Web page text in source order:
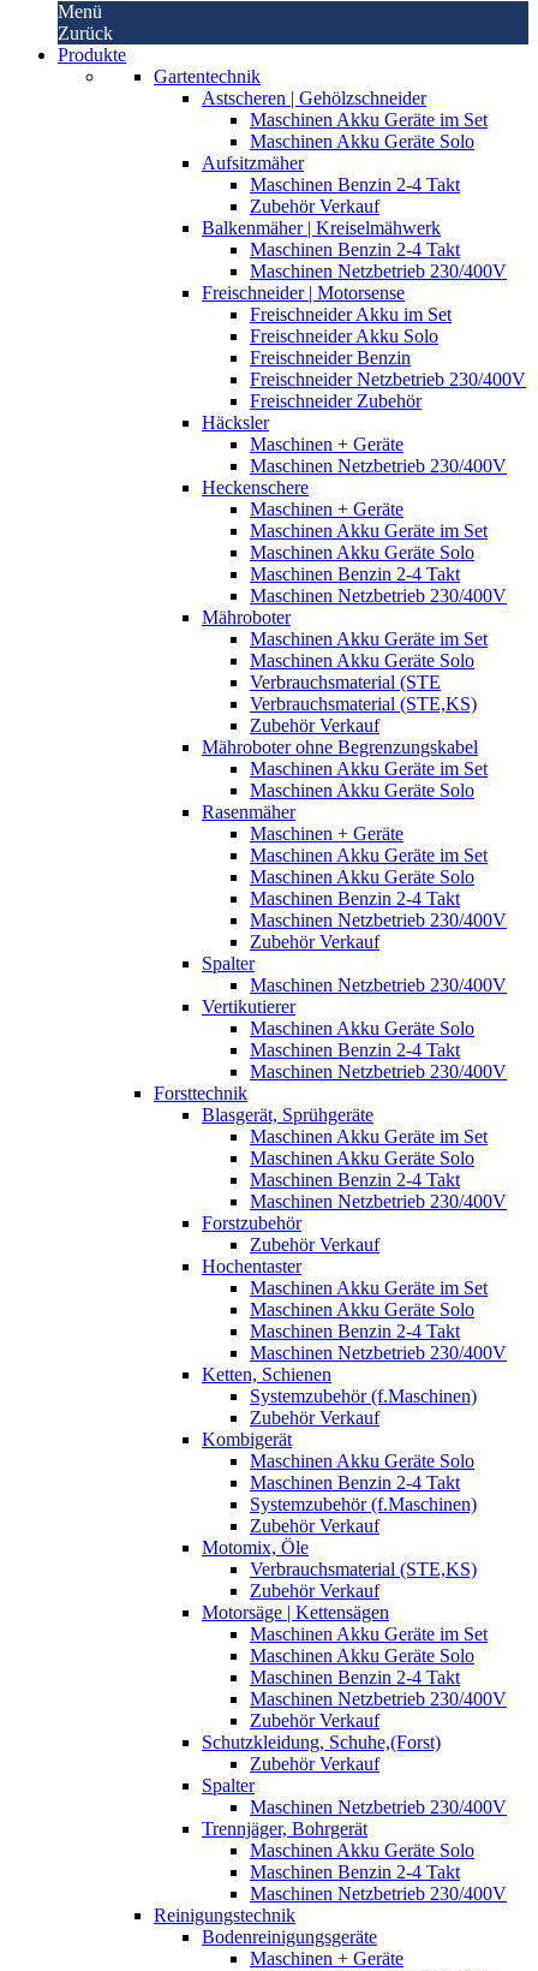
Menü
Zurück
Produkte
Gartentechnik
Astscheren | Gehölzschneider
Maschinen Akku Geräte im Set
Maschinen Akku Geräte Solo
Aufsitzmäher
Maschinen Benzin 2-4 Takt
Zubehör Verkauf
Balkenmäher | Kreiselmähwerk
Maschinen Benzin 2-4 Takt
Maschinen Netzbetrieb 230/400V
Freischneider | Motorsense
Freischneider Akku im Set
Freischneider Akku Solo
Freischneider Benzin
Freischneider Netzbetrieb 230/400V
Freischneider Zubehör
Häcksler
Maschinen + Geräte
Maschinen Netzbetrieb 230/400V
Heckenschere
Maschinen + Geräte
Maschinen Akku Geräte im Set
Maschinen Akku Geräte Solo
Maschinen Benzin 2-4 Takt
Maschinen Netzbetrieb 230/400V
Mähroboter
Maschinen Akku Geräte im Set
Maschinen Akku Geräte Solo
Verbrauchsmaterial (STE
Verbrauchsmaterial (STE,KS)
Zubehör Verkauf
Mähroboter ohne Begrenzungskabel
Maschinen Akku Geräte im Set
Maschinen Akku Geräte Solo
Rasenmäher
Maschinen + Geräte
Maschinen Akku Geräte im Set
Maschinen Akku Geräte Solo
Maschinen Benzin 2-4 Takt
Maschinen Netzbetrieb 230/400V
Zubehör Verkauf
Spalter
Maschinen Netzbetrieb 230/400V
Vertikutierer
Maschinen Akku Geräte Solo
Maschinen Benzin 2-4 Takt
Maschinen Netzbetrieb 230/400V
Forsttechnik
Blasgerät, Sprühgeräte
Maschinen Akku Geräte im Set
Maschinen Akku Geräte Solo
Maschinen Benzin 2-4 Takt
Maschinen Netzbetrieb 230/400V
Forstzubehör
Zubehör Verkauf
Hochentaster
Maschinen Akku Geräte im Set
Maschinen Akku Geräte Solo
Maschinen Benzin 2-4 Takt
Maschinen Netzbetrieb 230/400V
Ketten, Schienen
Systemzubehör (f.Maschinen)
Zubehör Verkauf
Kombigerät
Maschinen Akku Geräte Solo
Maschinen Benzin 2-4 Takt
Systemzubehör (f.Maschinen)
Zubehör Verkauf
Motomix, Öle
Verbrauchsmaterial (STE,KS)
Zubehör Verkauf
Motorsäge | Kettensägen
Maschinen Akku Geräte im Set
Maschinen Akku Geräte Solo
Maschinen Benzin 2-4 Takt
Maschinen Netzbetrieb 230/400V
Zubehör Verkauf
Schutzkleidung, Schuhe,(Forst)
Zubehör Verkauf
Spalter
Maschinen Netzbetrieb 230/400V
Trennjäger, Bohrgerät
Maschinen Akku Geräte Solo
Maschinen Benzin 2-4 Takt
Maschinen Netzbetrieb 230/400V
Reinigungstechnik
Bodenreinigungsgeräte
Maschinen + Geräte